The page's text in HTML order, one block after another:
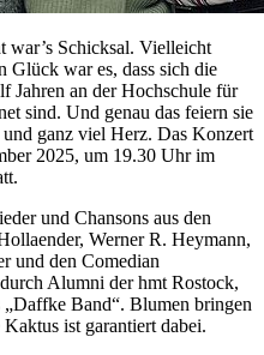
war’s Schicksal. Vielleicht
Glück war es, dass sich die
Jahren an der Hochschule für
sind. Und genau das feiern sie
ganz viel Herz. Das Konzert
2025, um 19.30 Uhr im
und Chansons aus den
Werner R. Heymann,
und den Comedian
Alumni der hmt Rostock,
Band“. Blumen bringen
ist garantiert dabei.